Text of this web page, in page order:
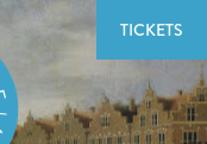
TICKETS